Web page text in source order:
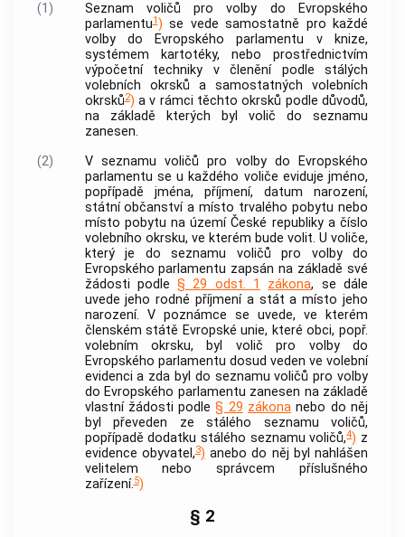
(1)
Seznam voličů pro volby do Evropského
parlamentu1) se vede samostatně pro každé
volby do Evropského parlamentu v knize,
systémem kartotéky, nebo prostřednictvím
výpočetní techniky v členění podle stálých
volebních okrsků a samostatných volebních
okrsků2) a v rámci těchto okrsků podle důvodů,
na základě kterých byl volič do seznamu
zanesen.
(2)
V seznamu voličů pro volby do Evropského
parlamentu se u každého voliče eviduje jméno,
popřípadě jména, příjmení, datum narození,
státní občanství a místo trvalého pobytu nebo
místo pobytu na území České republiky a číslo
volebního okrsku, ve kterém bude volit. U voliče,
který je do seznamu voličů pro volby do
Evropského parlamentu zapsán na základě své
žádosti podle§ 29 odst. 1 zákona, se dále
uvede jeho rodné příjmení a stát a místo jeho
narození. V poznámce se uvede, ve kterém
členském státě Evropské unie, kteréobci, popř.
volebním okrsku, byl volič pro volby do
Evropského parlamentu dosud veden ve volební
evidenci a zda byl do seznamu voličů pro volby
do Evropského parlamentu zanesen na základě
vlastní žádosti podle§ 29 zákona nebo do něj
byl převeden ze stálého seznamu voličů,
popřípadě dodatku stálého seznamu voličů,4) z
evidence obyvatel,3) anebo do něj byl nahlášen
velitelem nebo správcem příslušného
zařízení.5)
§ 2